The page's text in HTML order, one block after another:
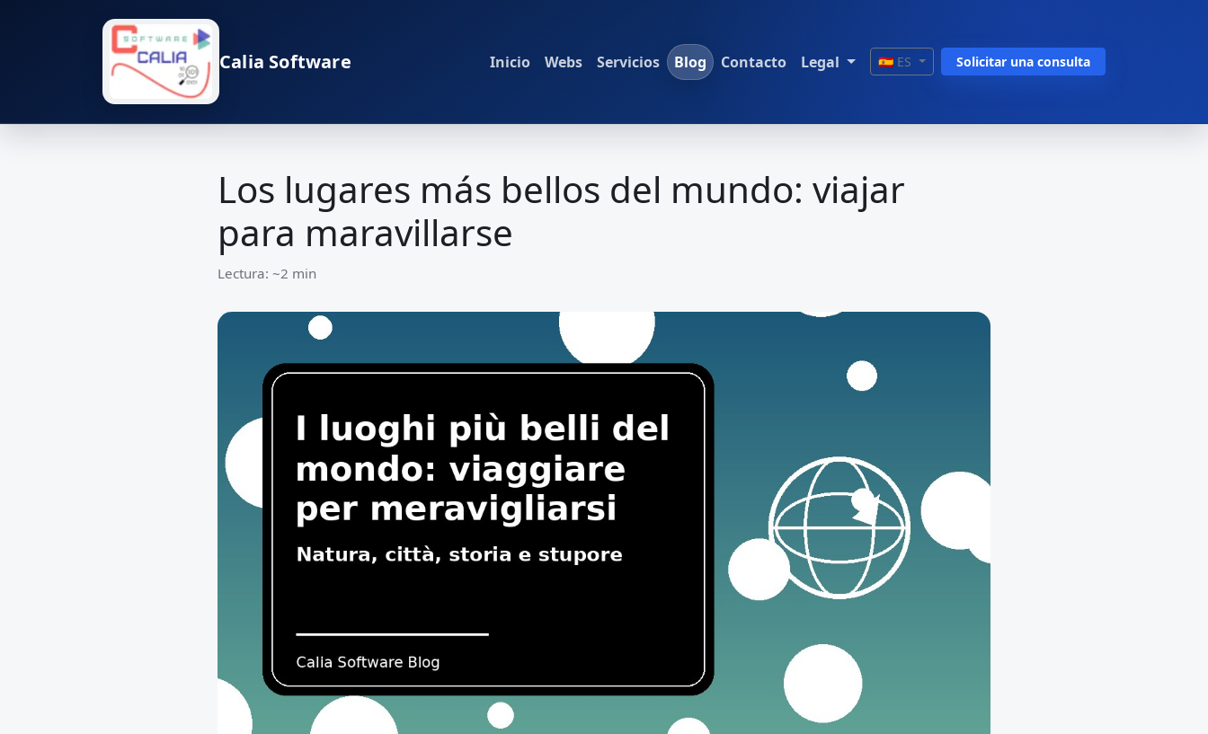
Calia Software Inicio Webs Servicios Blog Contacto Legal 🇪🇸 ES Solicitar una consulta
Los lugares más bellos del mundo: viajar
para maravillarse
Lectura: ~2 min